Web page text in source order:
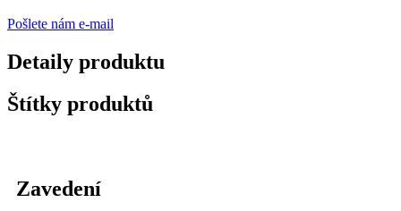
Pošlete nám e-mail
Detaily produktu
Štítky produktů
Zavedení